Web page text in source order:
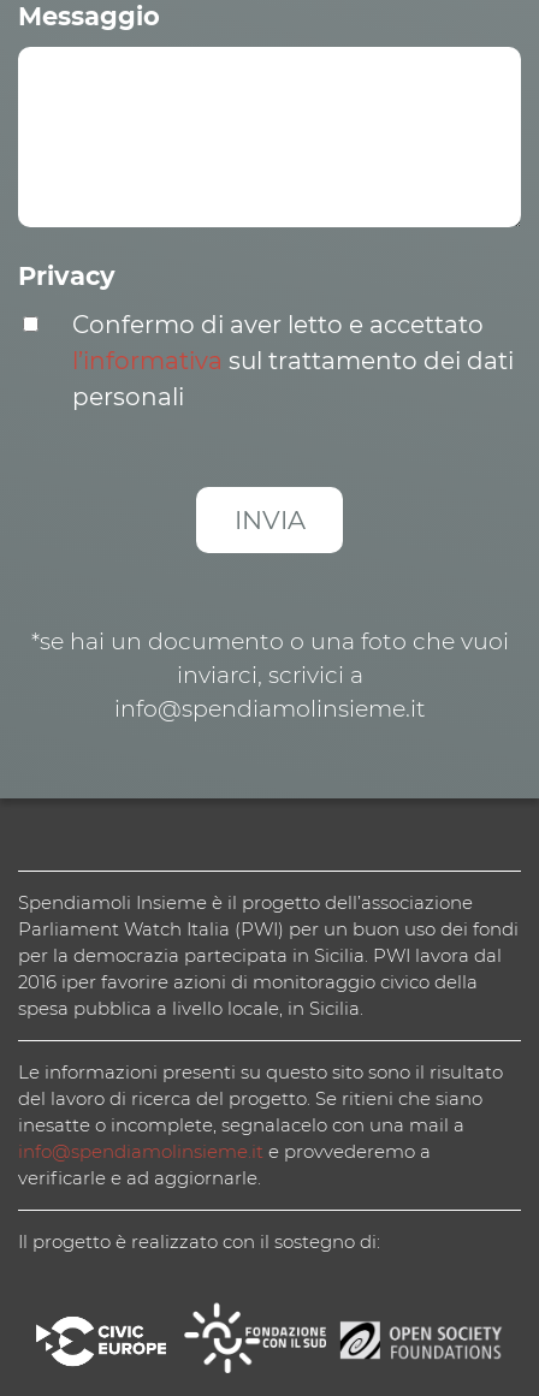
Messaggio
Privacy
Confermo di aver letto e accettato
l’informativa sul trattamento dei dati
personali
*se hai un documento o una foto che vuoi
inviarci, scrivici a
info@spendiamolinsieme.it
Spendiamoli Insieme è il progetto dell’associazione
Parliament Watch Italia (PWI) per un buon uso dei fondi
per la democrazia partecipata in Sicilia. PWI lavora dal
2016 iper favorire azioni di monitoraggio civico della
spesa pubblica a livello locale, in Sicilia.
Le informazioni presenti su questo sito sono il risultato
del lavoro di ricerca del progetto. Se ritieni che siano
inesatte o incomplete, segnalacelo con una mail a
info@spendiamolinsieme.it e provvederemo a
verificarle e ad aggiornarle.
Il progetto è realizzato con il sostegno di: